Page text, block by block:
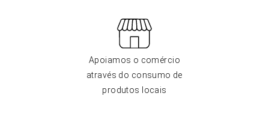
Apoiamos o comércio
através do consumo de
produtos locais